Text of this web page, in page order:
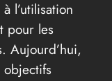
l’utilisation
pour les
Aujourd’hui,
objectifs